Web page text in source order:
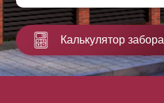
Калькулятор забора